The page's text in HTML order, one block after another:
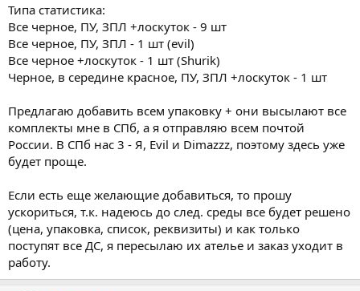
Типа статистика:
Все черное, ПУ, ЗПЛ +лоскуток - 9 шт
Все черное, ПУ, ЗПЛ - 1 шт (evil)
Все черное +лоскуток - 1 шт (Shurik)
Черное, в середине красное, ПУ, ЗПЛ +лоскуток - 1 шт
Предлагаю добавить всем упаковку + они высылают все
комплекты мне в СПб, а я отправляю всем почтой
России. В СПб нас 3 - Я, Evil и Dimazzz, поэтому здесь уже
будет проще.
Если есть еще желающие добавиться, то прошу
ускориться, т.к. надеюсь до след. среды все будет решено
(цена, упаковка, список, реквизиты) и как только
поступят все ДС, я пересылаю их ателье и заказ уходит в
работу.